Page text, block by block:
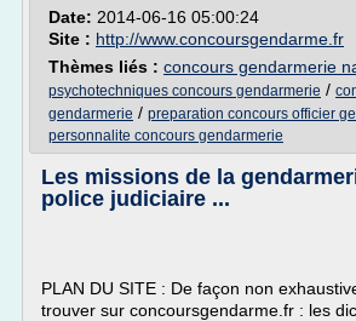
Date: 2014-06-16 05:00:24
Site : http://www.concoursgendarme.fr
Thèmes liés : concours gendarmerie
psychotechniques concours gendarmerie /
gendarmerie / preparation concours officier
personnalite concours gendarmerie
Les missions de la
police judiciaire ...
PLAN DU SITE : De façon non
trouver sur concoursgendarme.fr : les